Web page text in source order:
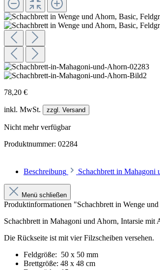
78,20 €
inkl. MwSt. zzgl. Versand
Nicht mehr verfügbar
Produktnummer: 02284
Beschreibung Schachbrett in
Menü schließen
Produktinformationen "Schachbrett in Wenge
Schachbrett in Mahagoni und Ahorn, Intarsie mit
Die Rückseite ist mit vier Filzscheiben versehen.
Feldgröße: 50 x 50 mm
Brettgröße: 48 x 48 cm